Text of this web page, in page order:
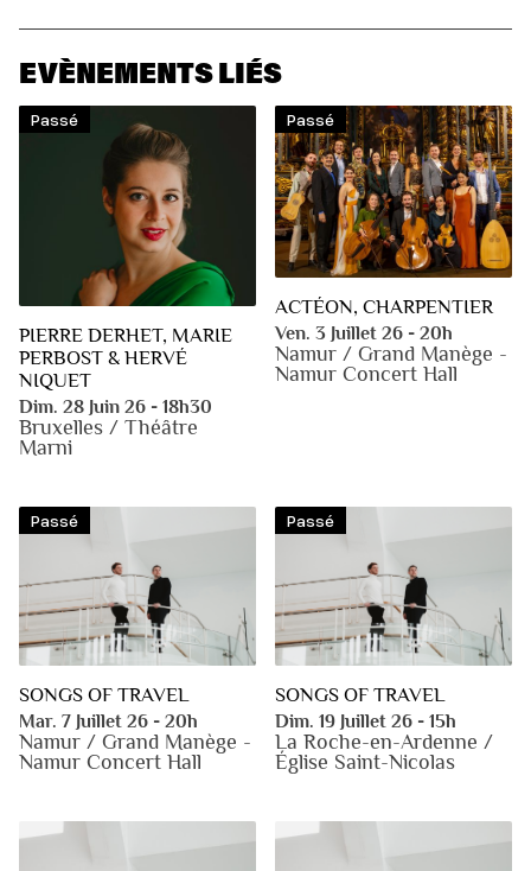
EVÈNEMENTS LIÉS
Passé
PIERRE DERHET, MARIE
PERBOST & HERVÉ
NIQUET
Dim. 28 Juin 26 - 18h30
Bruxelles / Théâtre
Marni
Passé
ACTÉON, CHARPENTIER
Ven. 3 Juillet 26 - 20h
Namur / Grand Manège -
Namur Concert Hall
Passé
SONGS OF TRAVEL
Mar. 7 Juillet 26 - 20h
Namur / Grand Manège -
Namur Concert Hall
Passé
SONGS OF TRAVEL
Dim. 19 Juillet 26 - 15h
La Roche-en-Ardenne /
Église Saint-Nicolas